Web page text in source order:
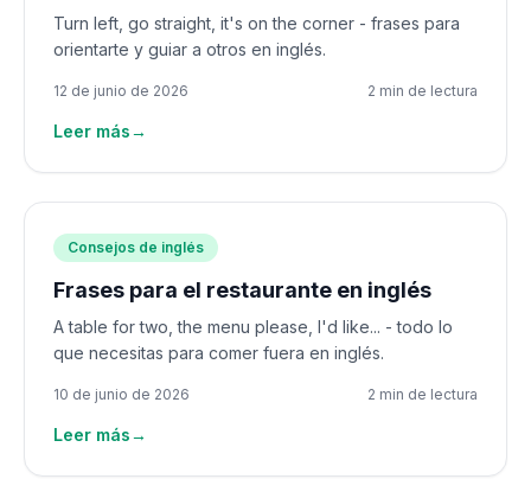
Turn left, go straight, it's on the corner - frases para
orientarte y guiar a otros en inglés.
12 de junio de 2026 2 min de lectura
Leer más→
Consejos de inglés
Frases para el restaurante en inglés
A table for two, the menu please, I'd like... - todo lo
que necesitas para comer fuera en inglés.
10 de junio de 2026 2 min de lectura
Leer más→